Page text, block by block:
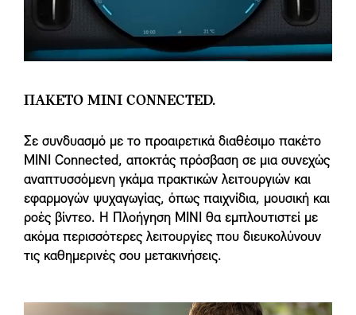
ΠΑΚΕΤΟ MINI CONNECTED.
Σε συνδυασμό με το προαιρετικά διαθέσιμο πακέτο
MINI Connected, αποκτάς πρόσβαση σε μια συνεχώς
αναπτυσσόμενη γκάμα πρακτικών λειτουργιών και
εφαρμογών ψυχαγωγίας, όπως παιχνίδια, μουσική και
ροές βίντεο. Η Πλοήγηση MINI θα εμπλουτιστεί με
ακόμα περισσότερες λειτουργίες που διευκολύνουν
τις καθημερινές σου μετακινήσεις.